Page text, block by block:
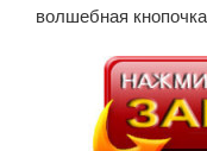
волшебная